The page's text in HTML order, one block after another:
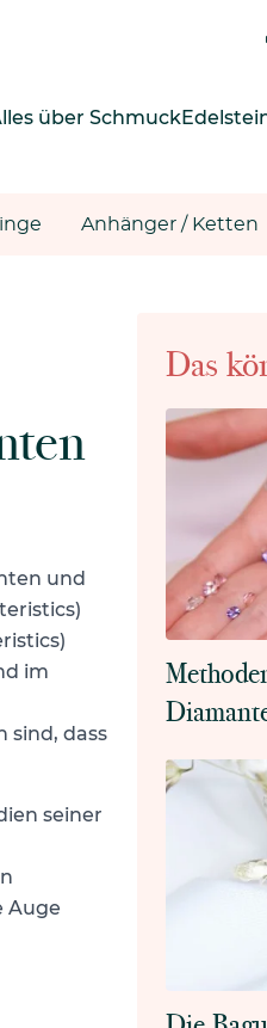
über Schmuck
Anhänger / Ketten
und
im
sind, dass
seiner
Auge
Das